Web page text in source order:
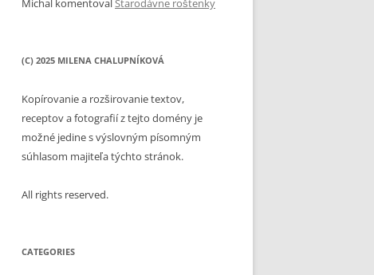
Michal komentovalStarodávne roštenky
(C) 2025 MILENA CHALUPNÍKOVÁ
Kopírovanie a rozširovanie textov,
receptov a fotografií z tejto domény je
možné jedine s výslovným písomným
súhlasom majiteľa týchto stránok.
All rights reserved.
CATEGORIES